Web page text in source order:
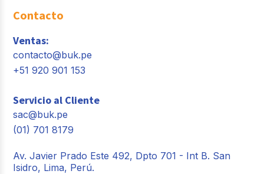
Contacto
Ventas:
contacto@buk.pe
+51 920 901 153
Servicio al Cliente
sac@buk.pe
(01) 701 8179
Av. Javier Prado Este 492, Dpto 701 - Int B. San
Isidro, Lima, Perú.